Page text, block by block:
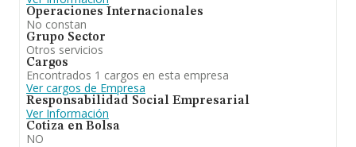
Operaciones Internacionales
No constan
Grupo Sector
Otros servicios
Cargos
Encontrados 1 cargos en esta empresa
Ver cargos de Empresa
Responsabilidad Social Empresarial
Ver Información
Cotiza en Bolsa
NO